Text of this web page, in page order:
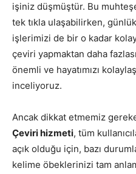
işiniz düşmüştür. Bu
tek tıkla ulaşabilirken,
işlerimizi de bir o kadar
çeviri yapmaktan daha
önemli ve hayatımızı
inceliyoruz.
Ancak dikkat etmemiz
Çeviri hizmeti, tüm
açık olduğu için, bazı
kelime öbeklerinizi tam